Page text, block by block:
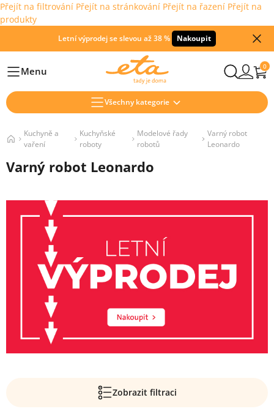
Přejít na filtrování Přejít na stránkování Přejít na řazení Přejít na
produkty
Letní výprodej se slevou až 38 % Nakoupit
HlavníMenu 0
Všechny kategorie
Kuchyně a
vaření
Kuchyňské
roboty
Modelové řady
robotů
Varný robot
Leonardo
Varný robot Leonardo
Zobrazit filtraci